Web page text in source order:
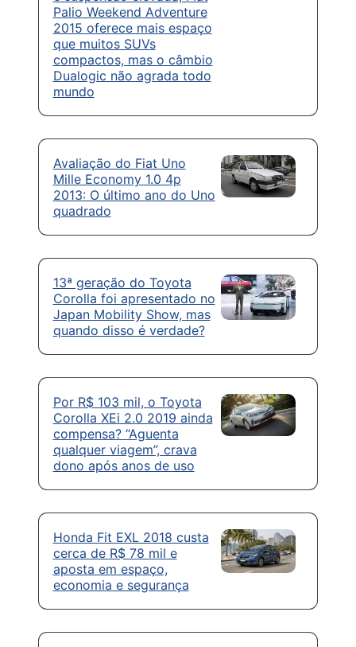
Palio Weekend Adventure
2015 oferece mais espaço
que muitos SUVs
compactos, mas o câmbio
Dualogic não agrada todo
mundo
Avaliação do Fiat Uno
Mille Economy 1.0 4p
2013: O último ano do Uno
quadrado
13ª geração do Toyota
Corolla foi apresentado no
Japan Mobility Show, mas
quando disso é verdade?
Por R$ 103 mil, o Toyota
Corolla XEi 2.0 2019 ainda
compensa? “Aguenta
qualquer viagem”, crava
dono após anos de uso
Honda Fit EXL 2018 custa
cerca de R$ 78 mil e
aposta em espaço,
economia e segurança